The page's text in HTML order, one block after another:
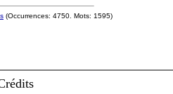
(Occurrences: 4750. Mots: 1595)